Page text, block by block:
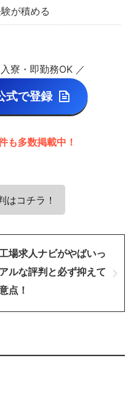
が積める
寮・即勤務OK ／
式で登録
も多数掲載中！
はコチラ！
場求人ナビがやばいっ
ルな評判と必ず抑えて
点！